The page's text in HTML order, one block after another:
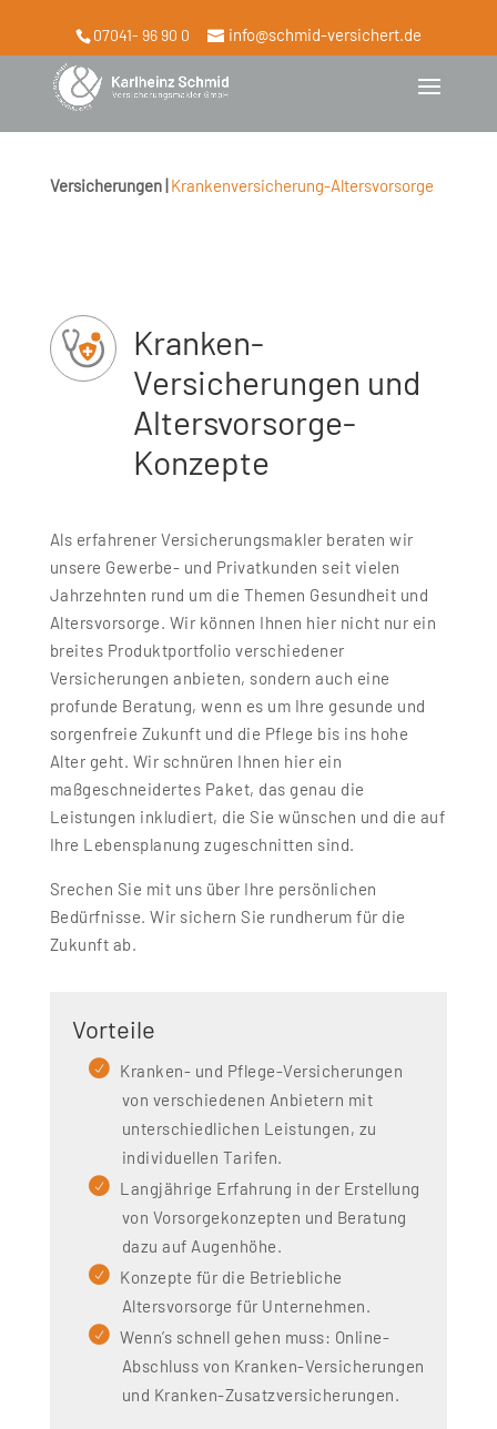
07041- 96 90 0 info@schmid-versichert.de
Versicherungen |Krankenversicherung-Altersvorsorge
Kranken-
Versicherungen und
Altersvorsorge-
Konzepte
Als erfahrener Versicherungsmakler beraten wir
unsere Gewerbe- und Privatkunden seit vielen
Jahrzehnten rund um die Themen Gesundheit und
Altersvorsorge. Wir können Ihnen hier nicht nur ein
breites Produktportfolio verschiedener
Versicherungen anbieten, sondern auch eine
profunde Beratung, wenn es um Ihre gesunde und
sorgenfreie Zukunft und die Pflege bis ins hohe
Alter geht. Wir schnüren Ihnen hier ein
maßgeschneidertes Paket, das genau die
Leistungen inkludiert, die Sie wünschen und die auf
Ihre Lebensplanung zugeschnitten sind.
Srechen Sie mit uns über Ihre persönlichen
Bedürfnisse. Wir sichern Sie rundherum für die
Zukunft ab.
Vorteile
Kranken- und Pflege-Versicherungen
von verschiedenen Anbietern mit
unterschiedlichen Leistungen, zu
individuellen Tarifen.
Langjährige Erfahrung in der Erstellung
von Vorsorgekonzepten und Beratung
dazu auf Augenhöhe.
Konzepte für die Betriebliche
Altersvorsorge für Unternehmen.
Wenn’s schnell gehen muss: Online-
Abschluss von Kranken-Versicherungen
und Kranken-Zusatzversicherungen.